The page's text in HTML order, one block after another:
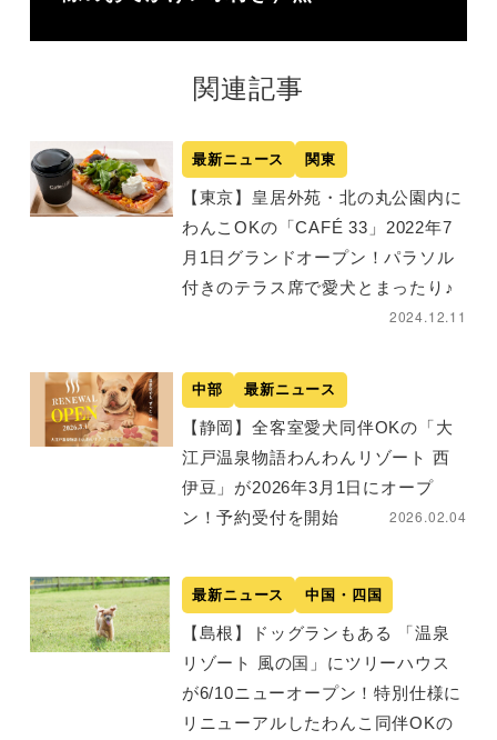
関連記事
最新ニュース 関東
【東京】皇居外苑・北の丸公園内に
わんこOKの「CAFÉ 33」2022年7
月1日グランドオープン！パラソル
付きのテラス席で愛犬とまったり♪
2024.12.11
中部 最新ニュース
【静岡】全客室愛犬同伴OKの「大
江戸温泉物語わんわんリゾート 西
伊豆」が2026年3月1日にオープ
ン！予約受付を開始
2026.02.04
最新ニュース 中国・四国
【島根】ドッグランもある 「温泉
リゾート 風の国」にツリーハウス
が6/10ニューオープン！特別仕様に
リニューアルしたわんこ同伴OKの